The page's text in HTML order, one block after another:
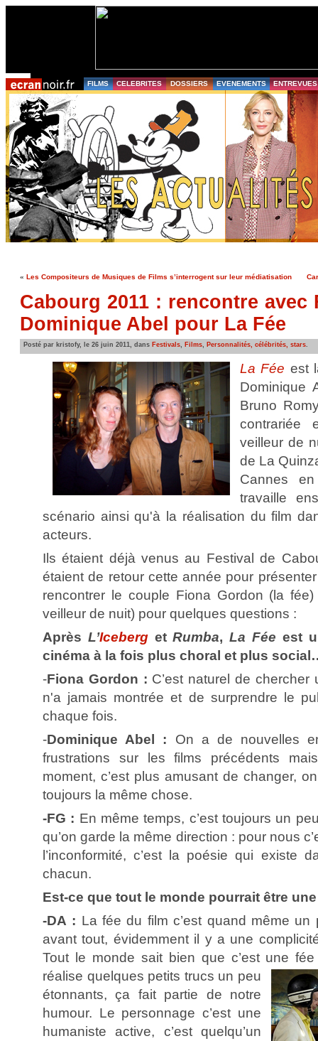
FILMS CELEBRITES DOSSIERS EVENEMENTS ENTREVUES
« Les Compositeurs de Musiques de Films s’interrogent sur leur médiatisation
Cabourg 2011 : rencontre avec
Dominique Abel pour La Fée
Posté par kristofy, le 26 juin 2011, dans Festivals, Films, Personnalités, célébrités, stars.
La Fée est
Dominique
Bruno
veilleur de
de La
Cannes
travaille
scénario ainsi qu'à la réalisation du film
acteurs.
Ils étaient déjà venus au Festival de
étaient de retour cette année pour
rencontrer le couple Fiona Gordon (la
veilleur de nuit) pour quelques questions :
Après L’IcebergetRumba,La Fée est
cinéma à la fois plus choral et plus
-Fiona Gordon : C’est naturel de chercher
n'a jamais montrée et de surprendre le
chaque fois.
-Dominique Abel : On a de nouvelles
frustrations sur les films précédents
moment, c’est plus amusant de changer,
toujours la même chose.
-FG : En même temps, c’est toujours un
qu’on garde la même direction : pour nous
l’inconformité, c’est la poésie qui existe
chacun.
Est-ce que tout le monde pourrait être
-DA : La fée du film c’est quand même un
avant tout, évidemment il y a une
Tout le monde sait bien que c’est une
réalise quelques petits trucs un peu
étonnants, ça fait partie de notre
humour. Le personnage c’est une
humaniste active, c’est quelqu’un